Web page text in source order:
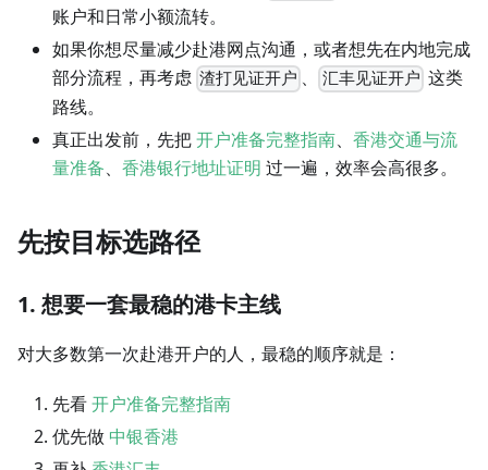
账户和日常小额流转。
如果你想尽量减少赴港网点沟通，或者想先在内地完成
部分流程，再考虑 渣打见证开户 、 汇丰见证开户 这类
路线。
真正出发前，先把开户准备完整指南、 香港交通与流
量准备、 香港银行地址证明 过一遍，效率会高很多。
先按目标选路径
1. 想要一套最稳的港卡主线
对大多数第一次赴港开户的人，最稳的顺序就是：
先看开户准备完整指南
优先做 中银香港